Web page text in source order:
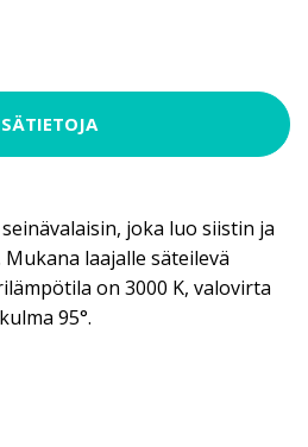
joka luo siistin ja
laajalle säteilevä
on 3000 K, valovirta
95°.